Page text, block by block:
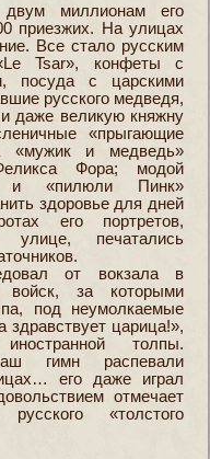
миллионам его
приезжих. На улицах
Все стало русским
Tsar», конфеты с
посуда с царскими
русского медведя,
даже великую княжну
«прыгающие
«мужик и медведь»
Фора; модой
и «пилюли Пинк»
здоровье для дней
его портретов,
печатались
от вокзала в
войск, за которыми
под неумолкаемые
здравствует царица!»,
толпы.
гимн распевали
его даже играл
отмечает
«толстого